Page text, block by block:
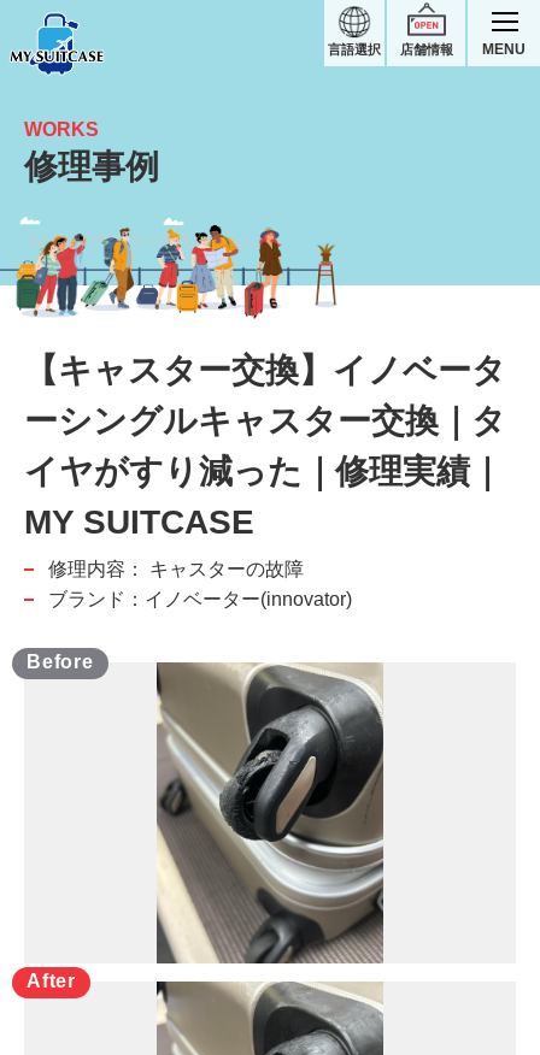
店舗情報
言語選択 MENU
【キャスター交換】タイヤがすり減ったキャスター交換｜イノベータースーツケース修理実績
WORKS
修理事例
【キャスター交換】イノベータ
ーシングルキャスター交換｜タ
イヤがすり減った｜修理実績｜
MY SUITCASE
修理内容：
キャスターの故障
ブランド：イノベーター(innovator)